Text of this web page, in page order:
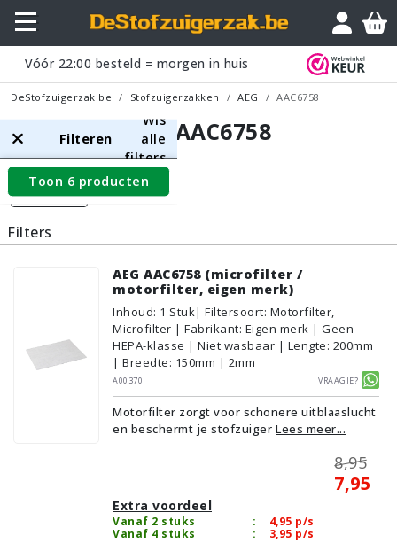
Vóór 22:00 besteld = morgen in huis
DeStofzuigerzak.be Stofzuigerzakken AEG AAC6758
AEG AAC6758
Filters
Filteren
Wis
alle
filters
Toon 6 producten
Filters
AEG AAC6758 (microfilter /
motorfilter, eigen merk)
Inhoud: 1 Stuk| Filtersoort: Motorfilter,
Microfilter | Fabrikant: Eigen merk | Geen
HEPA-klasse | Niet wasbaar | Lengte: 200mm
| Breedte: 150mm | 2mm
A00370
Vraagje?
Motorfilter zorgt voor schonere uitblaaslucht
en beschermt je stofzuiger Lees meer...
8,95
7,95
Extra voordeel
Vanaf 2 stuks : 4,95 p/s
Vanaf 4 stuks
: 3,95 p/s